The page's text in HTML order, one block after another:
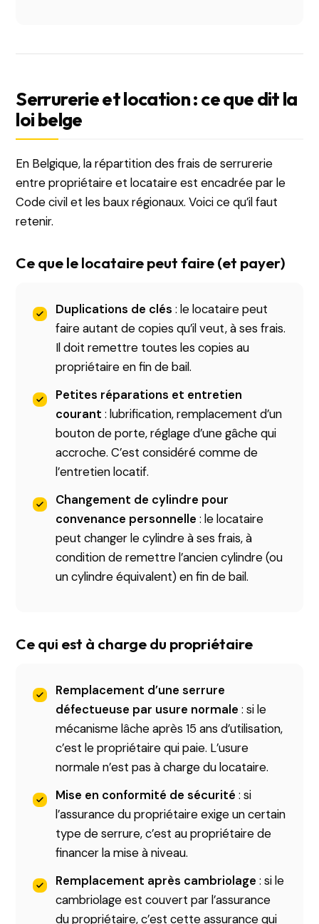
Serrurerie et location : ce que dit la
loi belge
En Belgique, la répartition des frais de serrurerie
entre propriétaire et locataire est encadrée par le
Code civil et les baux régionaux. Voici ce qu’il faut
retenir.
Ce que le locataire peut faire (et payer)
Duplications de clés : le locataire peut
faire autant de copies qu’il veut, à ses frais.
Il doit remettre toutes les copies au
propriétaire en fin de bail.
Petites réparations et entretien
courant : lubrification, remplacement d’un
bouton de porte, réglage d’une gâche qui
accroche. C’est considéré comme de
l’entretien locatif.
Changement de cylindre pour
convenance personnelle : le locataire
peut changer le cylindre à ses frais, à
condition de remettre l’ancien cylindre (ou
un cylindre équivalent) en fin de bail.
Ce qui est à charge du propriétaire
Remplacement d’une serrure
défectueuse par usure normale : si le
mécanisme lâche après 15 ans d’utilisation,
c’est le propriétaire qui paie. L’usure
normale n’est pas à charge du locataire.
Mise en conformité de sécurité : si
l’assurance du propriétaire exige un certain
type de serrure, c’est au propriétaire de
financer la mise à niveau.
Remplacement après cambriolage : si le
cambriolage est couvert par l’assurance
du propriétaire, c’est cette assurance qui